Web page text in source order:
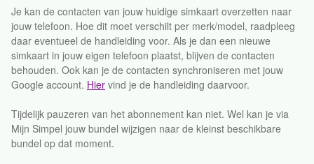
Je kan de contacten van jouw huidige simkaart overzetten naar
jouw telefoon. Hoe dit moet verschilt per merk/model, raadpleeg
daar eventueel de handleiding voor. Als je dan een nieuwe
simkaart in jouw eigen telefoon plaatst, blijven de contacten
behouden. Ook kan je de contacten synchroniseren met jouw
Google account. Hier vind je de handleiding daarvoor.
Tijdelijk pauzeren van het abonnement kan niet. Wel kan je via
Mijn Simpel jouw bundel wijzigen naar de kleinst beschikbare
bundel op dat moment.